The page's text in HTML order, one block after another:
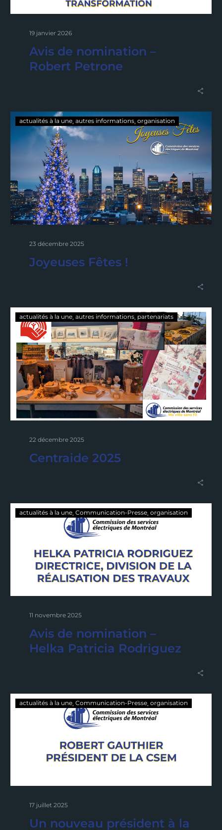
19 janvier 2026
Avis de nomination –
Robert Petrone
actualités à la une autres informations organisation
23 décembre 2025
Joyeuses Fêtes !
actualités à la une autres informations partenariats
22 décembre 2025
Centraide 2025
actualités à la une Communication-Presse organisation
11 novembre 2025
Avis de nomination –
Helka Patricia Rodriguez
actualités à la une Communication-Presse organisation
17 juillet 2025
Un nouveau président à la